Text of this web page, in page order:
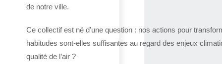
de notre ville.
Ce collectif est né d’une question : nos actions pour
habitudes sont-elles suffisantes au regard des enjeux
qualité de l’air ?